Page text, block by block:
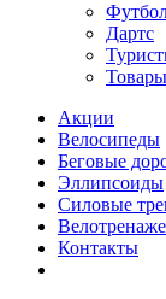
Дартс
Акции
Велосипеды
Беговые
Эллипсоиды
Силовые
Контакты